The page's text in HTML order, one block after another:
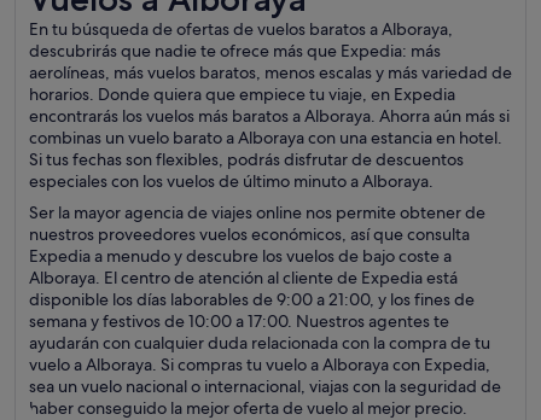
En tu búsqueda de ofertas de vuelos baratos a Alboraya,
descubrirás que nadie te ofrece más que Expedia: más
aerolíneas, más vuelos baratos, menos escalas y más variedad de
horarios. Donde quiera que empiece tu viaje, en Expedia
encontrarás los vuelos más baratos a Alboraya. Ahorra aún más si
combinas un vuelo barato a Alboraya con una estancia en hotel.
Si tus fechas son flexibles, podrás disfrutar de descuentos
especiales con los vuelos de último minuto a Alboraya.
Ser la mayor agencia de viajes online nos permite obtener de
nuestros proveedores vuelos económicos, así que consulta
Expedia a menudo y descubre los vuelos de bajo coste a
Alboraya. El centro de atención al cliente de Expedia está
disponible los días laborables de 9:00 a 21:00, y los fines de
semana y festivos de 10:00 a 17:00. Nuestros agentes te
ayudarán con cualquier duda relacionada con la compra de tu
vuelo a Alboraya. Si compras tu vuelo a Alboraya con Expedia,
sea un vuelo nacional o internacional, viajas con la seguridad de
haber conseguido la mejor oferta de vuelo al mejor precio.